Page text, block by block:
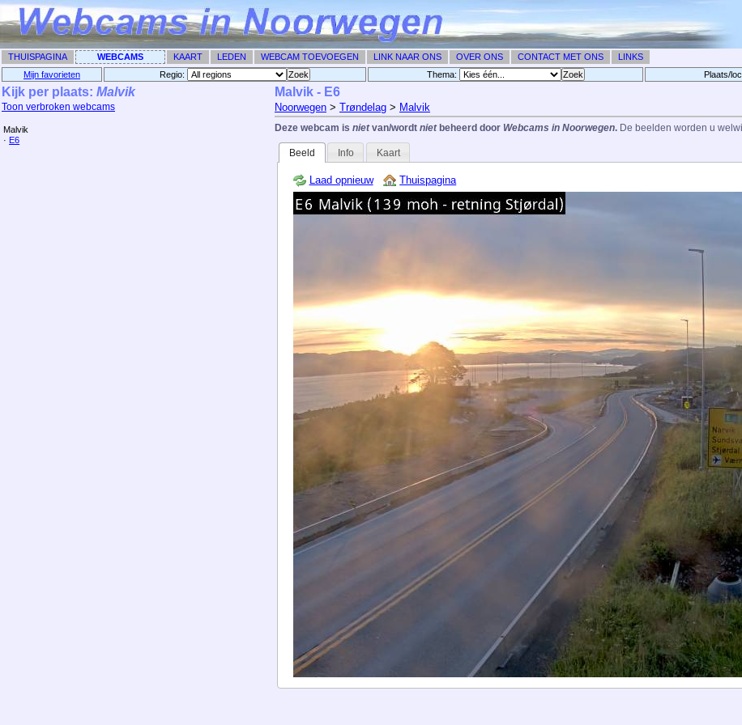
THUISPAGINA WEBCAMS KAART LEDEN WEBCAM TOEVOEGEN LINK NAAR ONS OVER ONS CONTACT MET ONS LINKS
Mijn favorieten Regio: Thema: Plaats/